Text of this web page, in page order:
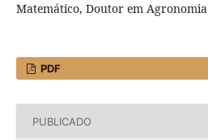
Matemático, Doutor em Agronomia
PDF
PUBLICADO